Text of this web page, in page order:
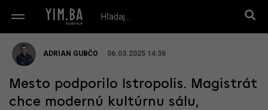
ADRIAN GUBČO 06.03.2025 14:36
Mesto podporilo Istropolis. Magistrát
chce modernú kultúrnu sálu,